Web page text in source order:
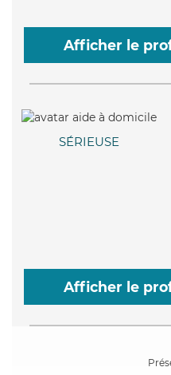
Afficher le
SÉRIEUSE
Afficher le